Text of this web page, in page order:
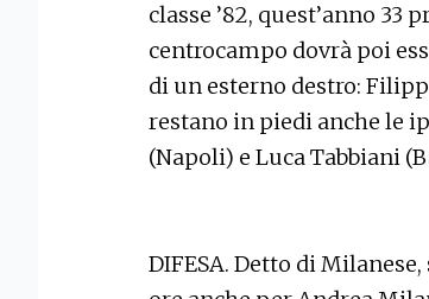
classe ’82, quest’anno 33
centrocampo dovrà poi
di un esterno destro:
restano in piedi anche le
(Napoli) e Luca Tabbiani
DIFESA. Detto di